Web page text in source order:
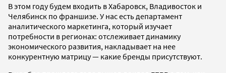
В этом году будем входить в Хабаровск, Владивосток и
Челябинск по франшизе. У нас есть департамент
аналитического маркетинга, который изучает
потребности в регионах: отслеживает динамику
экономического развития, накладывает на нее
конкурентную матрицу — какие бренды присутствуют.